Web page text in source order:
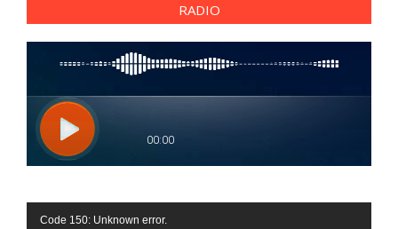
RADIO
Reproductor
Code 150: Unknown error.